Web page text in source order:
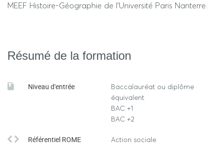
MEEF Histoire-Géographie de l'Université Paris Nanterre.
Résumé de la formation
Niveau d'entrée
Baccalauréat ou diplôme
équivalent
BAC +1
BAC +2
Référentiel ROME
Action sociale